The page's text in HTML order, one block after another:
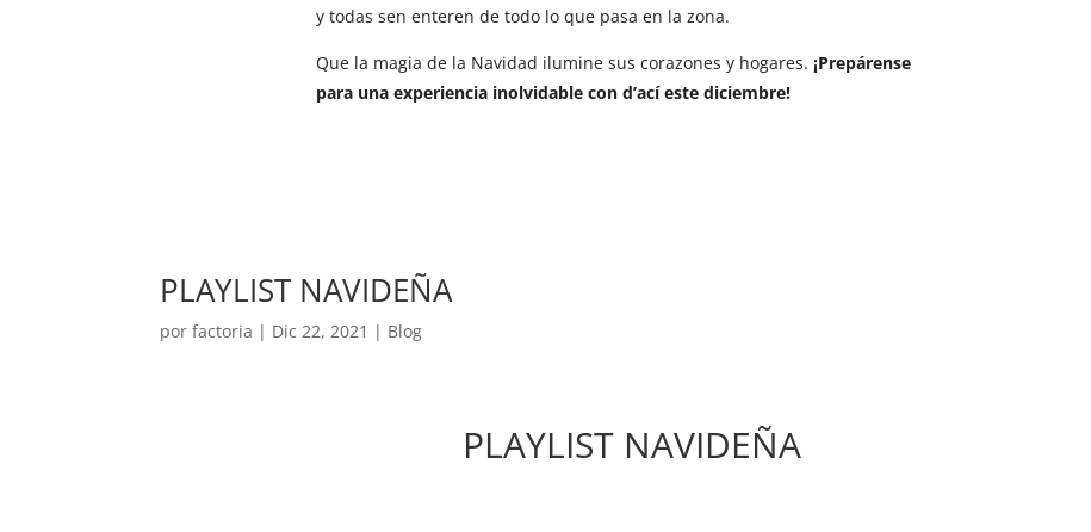
y todas sen enteren de todo lo que pasa en la zona.
Que la magia de la Navidad ilumine sus corazones y hogares.¡Prepárense
para una experiencia inolvidable con d’ací este diciembre!
PLAYLIST NAVIDEÑA
porfactoria | Dic 22, 2021 | Blog
PLAYLIST NAVIDEÑA